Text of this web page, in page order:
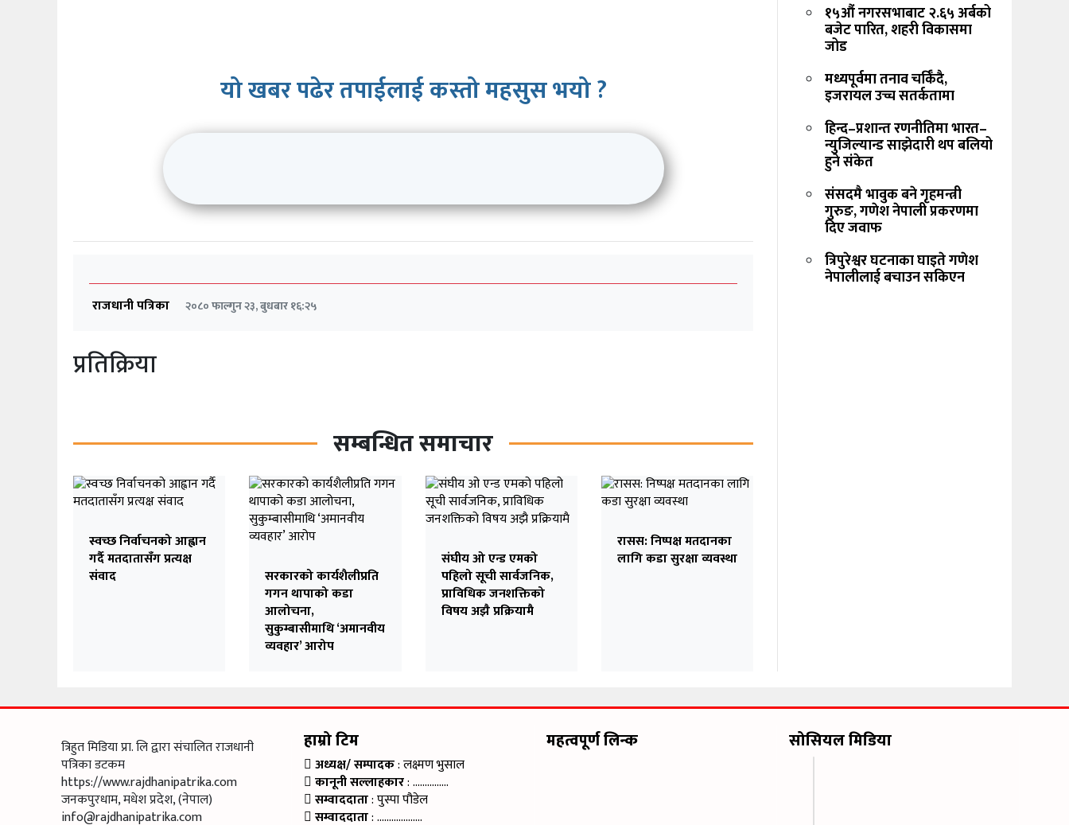
यो खबर पढेर तपाईलाई कस्तो महसुस भयो ?
राजधानी पत्रिका २०८० फाल्गुन २३, बुधबार १६:२५
प्रतिक्रिया
सम्बन्धित समाचार
स्वच्छ निर्वाचनको आह्वान
गर्दै मतदातासँग प्रत्यक्ष
संवाद
सरकारको कार्यशैलीप्रति
गगन थापाको कडा
आलोचना,
सुकुम्बासीमाथि ‘अमानवीय
व्यवहार’ आरोप
संघीय ओ एन्ड एमको
पहिलो सूची सार्वजनिक,
प्राविधिक जनशक्तिको
विषय अझै प्रक्रियामै
रासस: निष्पक्ष मतदानका
लागि कडा सुरक्षा व्यवस्था
१५औं नगरसभाबाट २.६५ अर्बको
बजेट पारित, शहरी विकासमा
जोड
मध्यपूर्वमा तनाव चर्किँदै,
इजरायल उच्च सतर्कतामा
हिन्द–प्रशान्त रणनीतिमा भारत–
न्युजिल्यान्ड साझेदारी थप बलियो
हुने संकेत
संसदमै भावुक बने गृहमन्त्री
गुरुङ, गणेश नेपाली प्रकरणमा
दिए जवाफ
त्रिपुरेश्वर घटनाका घाइते गणेश
नेपालीलाई बचाउन सकिएन
त्रिहुत मिडिया प्रा. लि द्वारा संचालित राजधानी
पत्रिका डटकम
https://www.rajdhanipatrika.com
जनकपुरधाम, मधेश प्रदेश, (नेपाल)
info@rajdhanipatrika.com
हाम्रो टिम
अध्यक्ष/ सम्पादक: लक्ष्मण भुसाल
कानूनी सल्लाहकार: ……………
सम्वाददाता: पुस्पा पौडेल
सम्वाददाता: ……………….
महत्वपूर्ण लिन्क सोसियल मिडिया